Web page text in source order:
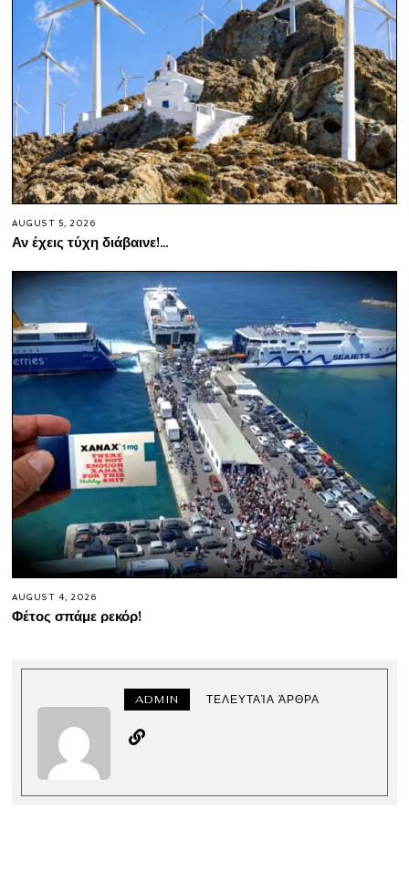
AUGUST 5, 2026
Αν έχεις τύχη διάβαινε!…
AUGUST 4, 2026
Φέτος σπάμε ρεκόρ!
ADMIN ΤΕΛΕΥΤΑΊΑ ΆΡΘΡΑ